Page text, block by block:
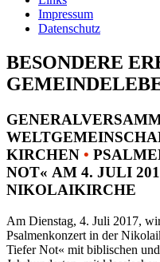
Impressum
Datenschutz
BESONDERE
KIRCHEN •
NOT« AM 4. JULI
NIKOLAIKIRCHE
Am Dienstag, 4. Juli 2017,
Psalmenkonzert in der
Tiefer Not« mit biblischen